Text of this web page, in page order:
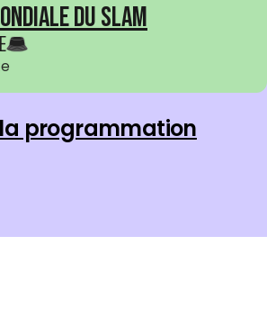
du Slam
programmation